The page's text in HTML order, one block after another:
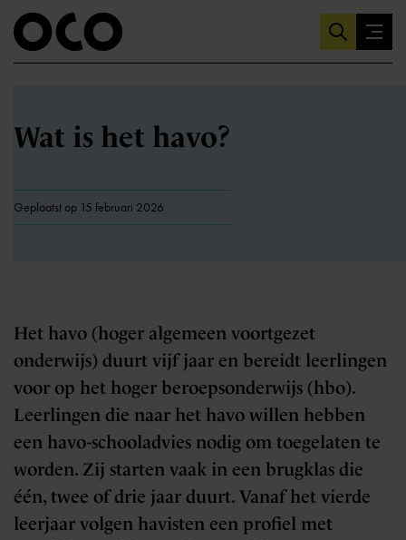
Wat is het havo?
Geplaatst op 15 februari 2026
Het havo (hoger algemeen voortgezet
onderwijs) duurt vijf jaar en bereidt leerlingen
voor op het hoger beroepsonderwijs (hbo).
Leerlingen die naar het havo willen hebben
een havo-schooladvies nodig om toegelaten te
worden. Zij starten vaak in een brugklas die
één, twee of drie jaar duurt. Vanaf het vierde
leerjaar volgen havisten een profiel met